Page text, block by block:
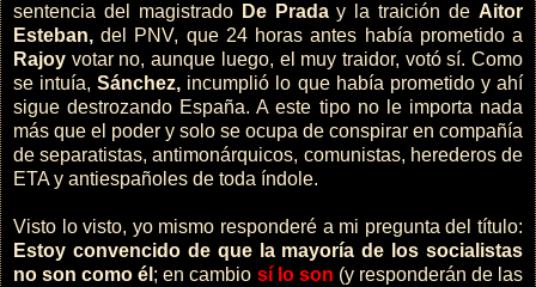
sentencia del magistrado De Praday la traición deAitor
Esteban, del PNV, que 24 horas antes había prometido a
Rajoy votar no, aunque luego, el muy traidor, votó sí. Como
se intuía,Sánchez, incumplió lo que había prometido y ahí
sigue destrozando España. A este tipo no le importa nada
más que el poder y solo se ocupa de conspirar en compañía
de separatistas, antimonárquicos, comunistas, herederos de
ETA y antiespañoles de toda índole.
Visto lo visto, yo mismo responderé a mi pregunta del título:
Estoy convencido de que la mayoría de los socialistas
no son como él ; en cambio sí lo son (y responderán de las